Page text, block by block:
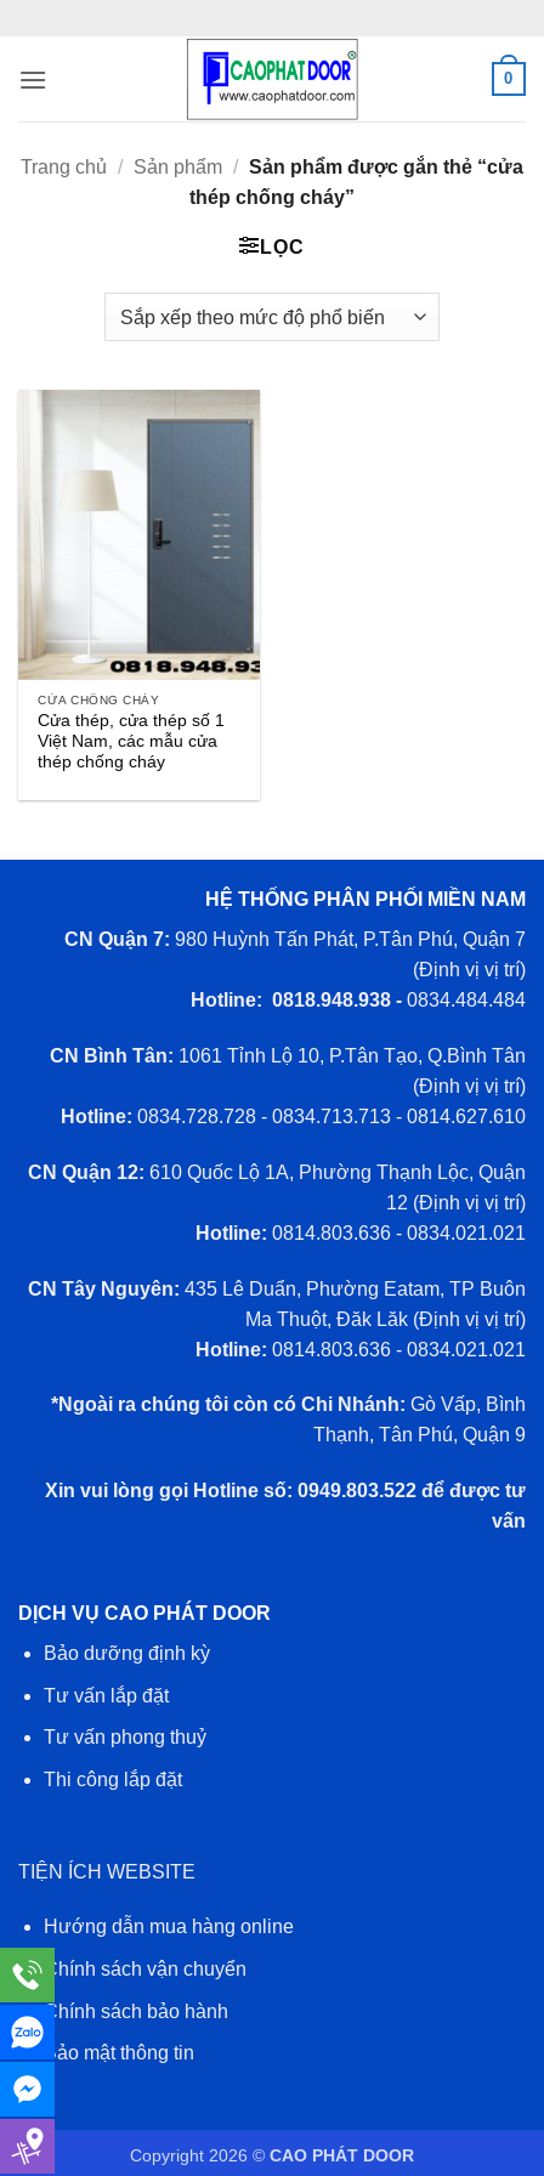
nội
0
Trang chủ / Sản phẩm / Sản phẩm được gắn thẻ “cửa
thép chống cháy”
LỌC
CỬA CHỐNG CHÁY
Cửa thép, cửa thép số 1
Việt Nam, các mẫu cửa
thép chống cháy
HỆ THỐNG PHÂN PHỐI MIỀN NAM
CN Quận 7: 980 Huỳnh Tấn Phát, P.Tân Phú, Quận 7
(Định vị vị trí)
Hotline: 0818.948.938 - 0834.484.484
CN Bình Tân: 1061 Tỉnh Lộ 10, P.Tân Tạo, Q.Bình Tân
(Định vị vị trí)
Hotline: 0834.728.728 - 0834.713.713 - 0814.627.610
CN Quận 12: 610 Quốc Lộ 1A, Phường Thạnh Lộc, Quận
12 (Định vị vị trí)
Hotline: 0814.803.636 - 0834.021.021
CN Tây Nguyên: 435 Lê Duẩn, Phường Eatam, TP Buôn
Ma Thuột, Đăk Lăk (Định vị vị trí)
Hotline: 0814.803.636 - 0834.021.021
*Ngoài ra chúng tôi còn có Chi Nhánh: Gò Vấp, Bình
Thạnh, Tân Phú, Quận 9
Xin vui lòng gọi Hotline số: 0949.803.522 để được tư
vấn
DỊCH VỤ CAO PHÁT DOOR
Bảo dưỡng định kỳ
Tư vấn lắp đặt
Tư vấn phong thuỷ
Thi công lắp đặt
TIỆN ÍCH WEBSITE
Hướng dẫn mua hàng online
Chính sách vận chuyển
Chính sách bảo hành
Bảo mật thông tin
Copyright 2026 © CAO PHÁT DOOR